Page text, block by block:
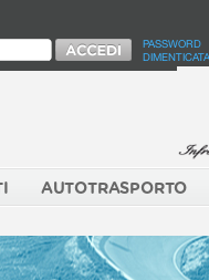
PASSWORD
AUTOTRASPORTO